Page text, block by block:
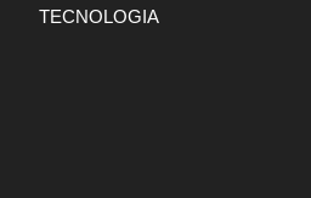
TECNOLOGIA